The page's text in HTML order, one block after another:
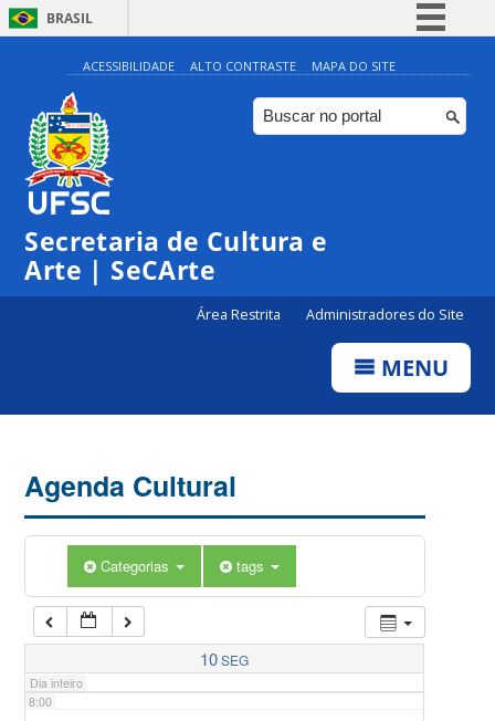
BRASIL
Simplifique!
Comunica BR
Participe
ACESSIBILIDADE ALTO CONTRASTE MAPA DO SITE
Secretaria de Cultura e
Arte | SeCArte
Área Restrita Administradores do Site
MENU
Agenda Cultural
Categorias tags
10SEG
Dia inteiro
0:00
1:00
5:00
7:00
8:00